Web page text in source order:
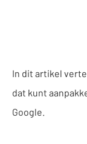
In dit artikel
dat kunt
Google.